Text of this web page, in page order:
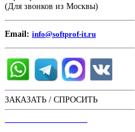
(Для звонков из Москвы)
Email: info@softprof-it.ru
ЗАКАЗАТЬ / СПРОСИТЬ